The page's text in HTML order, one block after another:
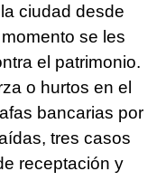
ciudad desde
se les
el patrimonio.
o hurtos en el
bancarias por
tres casos
receptación y